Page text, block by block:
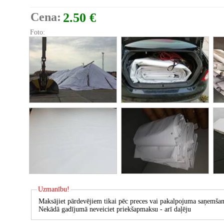
Cena: 2.50 €
Foto:
Uzmanību!
Maksājiet pārdevējiem tikai pēc preces vai pakalpojuma
Nekādā gadījumā neveiciet priekšapmaksu - arī daļēju